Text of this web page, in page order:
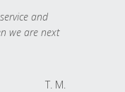
and
we are next
T. M.